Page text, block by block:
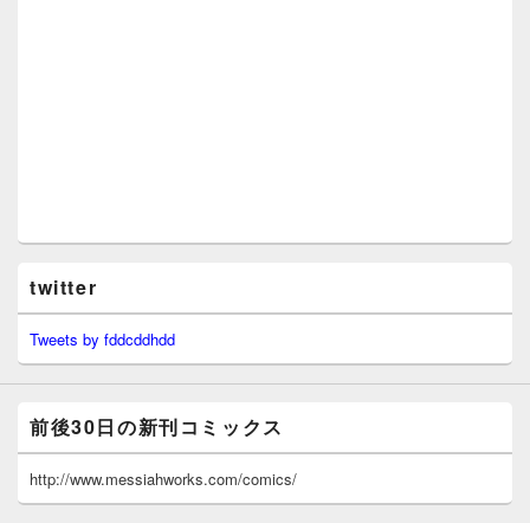
twitter
Tweets by fddcddhdd
前後30日の新刊コミックス
http://www.messiahworks.com/comics/